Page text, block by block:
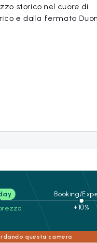
storico nel cuore di
e dalla fermata
Booking/
+10%
questa camera